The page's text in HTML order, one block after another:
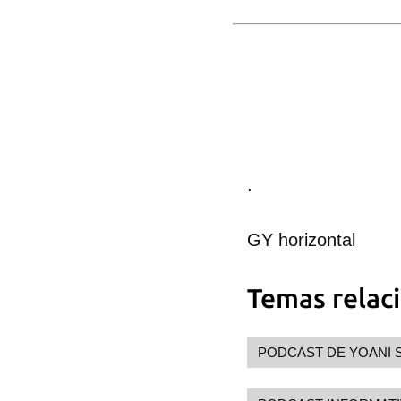
.
GY horizontal
Temas
PODCAST DE YOANI